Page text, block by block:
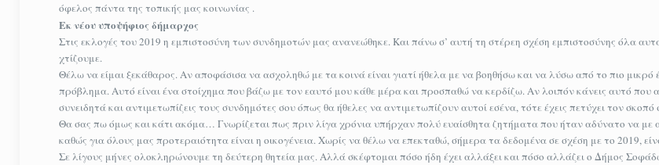
όφελος πάντα της τοπικής μας κοινωνίας .
Εκ νέου υποψήφιος δήμαρχος
Στις εκλογές του 2019 η εμπιστοσύνη των συνδημοτών μας ανανεώθηκε. Και πάνω σ’ αυτή τη στέρεη σχέση εμπιστοσύνης όλα
χτίζουμε.
Θέλω να είμαι ξεκάθαρος. Αν αποφάσισα να ασχοληθώ με τα κοινά είναι γιατί ήθελα με να βοηθήσω και να λύσω από το πιο μικρό
πρόβλημα. Αυτό είναι ένα στοίχημα που βάζω με τον εαυτό μου κάθε μέρα και προσπαθώ να κερδίζω. Αν λοιπόν κάνεις αυτό που
συνειδητά και αντιμετωπίζεις τους συνδημότες σου όπως θα ήθελες να αντιμετωπίζουν αυτοί εσένα, τότε έχεις πετύχει τον σκοπό
Θα σας πω όμως και κάτι ακόμα… Γνωρίζεται πως πριν λίγα χρόνια υπήρχαν πολύ ευαίσθητα ζητήματα που ήταν αδύνατο να με
καθώς για όλους μας προτεραιότητα είναι η οικογένεια. Χωρίς να θέλω να επεκταθώ, σήμερα τα δεδομένα σε σχέση με το 2019,
Σε λίγους μήνες ολοκληρώνουμε τη δεύτερη θητεία μας. Αλλά σκέφτομαι πόσο ήδη έχει αλλάξει και πόσο αλλάζει ο Δήμος